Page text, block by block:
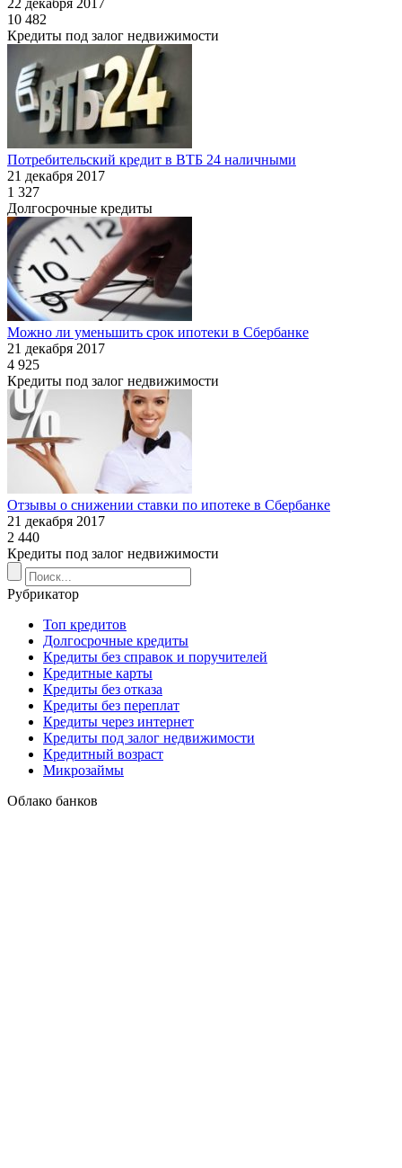
22 декабря 2017
10 482
Кредиты под залог недвижимости
Потребительский кредит в ВТБ 24 наличными
21 декабря 2017
1 327
Долгосрочные кредиты
Можно ли уменьшить срок ипотеки в Сбербанке
21 декабря 2017
4 925
Кредиты под залог недвижимости
Отзывы о снижении ставки по ипотеке в Сбербанке
21 декабря 2017
2 440
Кредиты под залог недвижимости
Рубрикатор
Топ кредитов
Долгосрочные кредиты
Кредиты без справок и поручителей
Кредитные карты
Кредиты без отказа
Кредиты без переплат
Кредиты через интернет
Кредиты под залог недвижимости
Кредитный возраст
Микрозаймы
Облако банков